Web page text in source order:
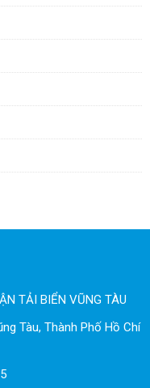
TẢI BIỂN VŨNG TÀU
Tàu, Thành Phố Hồ Chí